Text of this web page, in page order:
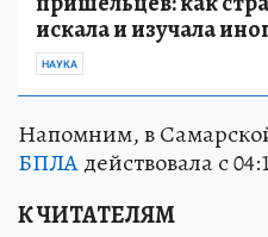
искала и изучала
НАУКА
Напомним, в
БПЛАдействовала с
К ЧИТАТЕЛЯМ